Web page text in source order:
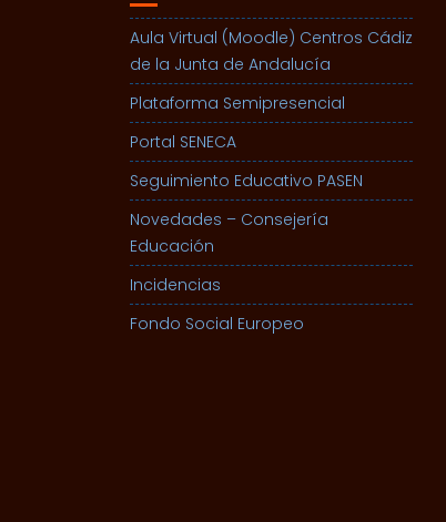
Aula Virtual (Moodle) Centros Cádiz
de la Junta de Andalucía
Plataforma Semipresencial
Portal SENECA
Seguimiento Educativo PASEN
Novedades – Consejería
Educación
Incidencias
Fondo Social Europeo